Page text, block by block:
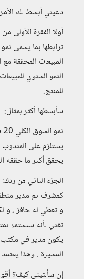
دعيني أبسط لك
ترابطها بما يسمى
المبيعات المحققة
النمو السنوي
للمنتج.
سأبسطها أكثر بمثال:
يستلزم على
يحقق أكثر ما حققه
الجزء الثاني من
كمشرف ثم مدير
و تعطي له حافز ، و
تغني بأنه سيستمر
يكون مدير في
المسيرة . وهذا
إن سألتيني كيف؟